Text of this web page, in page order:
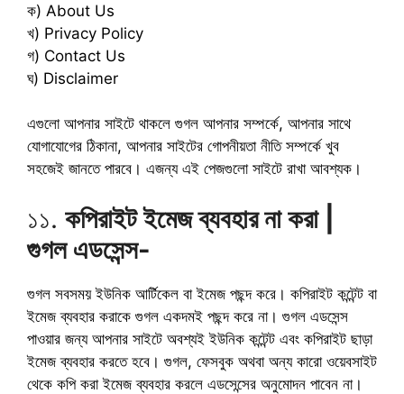
ক) About Us
খ) Privacy Policy
গ) Contact Us
ঘ) Disclaimer
এগুলো আপনার সাইটে থাকলে গুগল আপনার সম্পর্কে, আপনার সাথে
যোগাযোগের ঠিকানা, আপনার সাইটের গোপনীয়তা নীতি সম্পর্কে খুব
সহজেই জানতে পারবে। এজন্য এই পেজগুলো সাইটে রাখা আবশ্যক।
১১. কপিরাইট ইমেজ ব্যবহার না করা |
গুগল এডসেন্স-
গুগল সবসময় ইউনিক আর্টিকেল বা ইমেজ পছন্দ করে। কপিরাইট কন্টেন্ট বা
ইমেজ ব্যবহার করাকে গুগল একদমই পছন্দ করে না। গুগল এডসেন্স
পাওয়ার জন্য আপনার সাইটে অবশ্যই ইউনিক কন্টেন্ট এবং কপিরাইট ছাড়া
ইমেজ ব্যবহার করতে হবে। গুগল, ফেসবুক অথবা অন্য কারো ওয়েবসাইট
থেকে কপি করা ইমেজ ব্যবহার করলে এডসেন্সের অনুমোদন পাবেন না।